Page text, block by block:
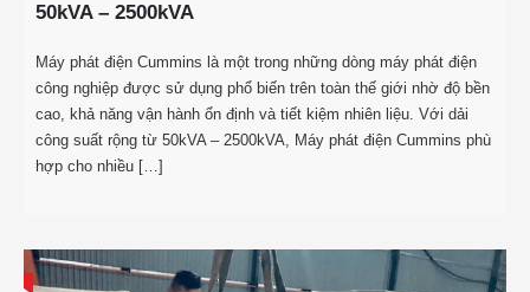
50kVA – 2500kVA
Máy phát điện Cummins là một trong những dòng máy phát điện
công nghiệp được sử dụng phổ biến trên toàn thế giới nhờ độ bền
cao, khả năng vận hành ổn định và tiết kiệm nhiên liệu. Với dải
công suất rộng từ 50kVA – 2500kVA, Máy phát điện Cummins phù
hợp cho nhiều […]